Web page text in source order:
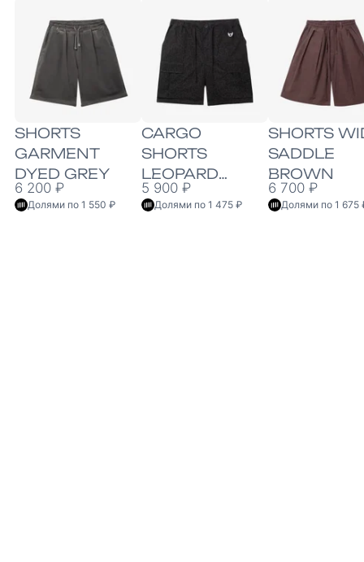
SHORTS
GARMENT
DYED GREY
6 200 ₽
Долями по 1 550 ₽
CARGO
SHORTS
LEOPARD
BLACK
5 900 ₽
Долями по 1 475 ₽
SHORTS
SADDLE
BROWN
6 700 ₽
Долями по 1 675